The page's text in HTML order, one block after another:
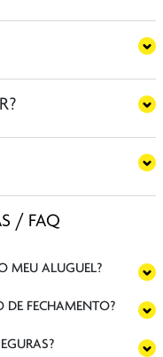
/ FAQ
MEU ALUGUEL?
DE FECHAMENTO?